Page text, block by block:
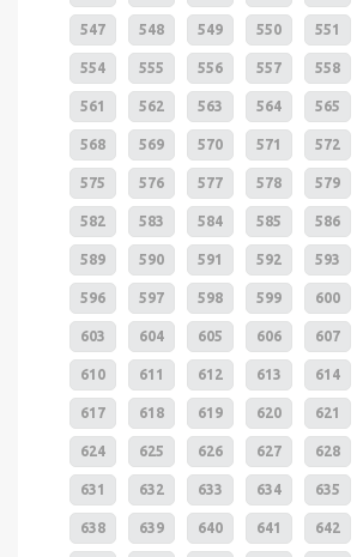
547 548 549 550 551
554 555 556 557 558
561 562 563 564 565
568 569 570 571 572
575 576 577 578 579
582 583 584 585 586
589 590 591 592 593
596 597 598 599 600
603 604 605 606 607
610 611 612 613 614
617 618 619 620 621
624 625 626 627 628
631 632 633 634 635
638 639 640 641 642